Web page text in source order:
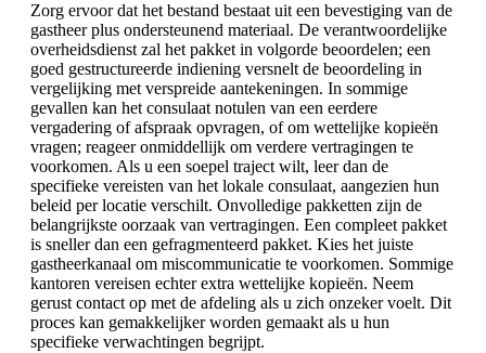
Zorg ervoor dat het bestand bestaat uit een bevestiging van de
gastheer plus ondersteunend materiaal. De verantwoordelijke
overheidsdienst zal het pakket in volgorde beoordelen; een
goed gestructureerde indiening versnelt de beoordeling in
vergelijking met verspreide aantekeningen. In sommige
gevallen kan het consulaat notulen van een eerdere
vergadering of afspraak opvragen, of om wettelijke kopieën
vragen; reageer onmiddellijk om verdere vertragingen te
voorkomen. Als u een soepel traject wilt, leer dan de
specifieke vereisten van het lokale consulaat, aangezien hun
beleid per locatie verschilt. Onvolledige pakketten zijn de
belangrijkste oorzaak van vertragingen. Een compleet pakket
is sneller dan een gefragmenteerd pakket. Kies het juiste
gastheerkanaal om miscommunicatie te voorkomen. Sommige
kantoren vereisen echter extra wettelijke kopieën. Neem
gerust contact op met de afdeling als u zich onzeker voelt. Dit
proces kan gemakkelijker worden gemaakt als u hun
specifieke verwachtingen begrijpt.